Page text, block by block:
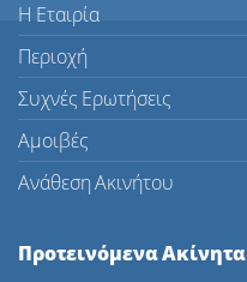
Η Εταιρία
Περιοχή
Συχνές Ερωτήσεις
Αμοιβές
Ανάθεση Ακινήτου
Προτεινόμενα Ακίνητα